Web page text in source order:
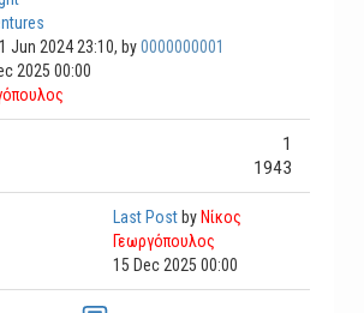
Jun 2024 23:10, by0000000001
2025 00:00
1
1943
Last Post by Νίκος
Γεωργόπουλος
15 Dec 2025 00:00